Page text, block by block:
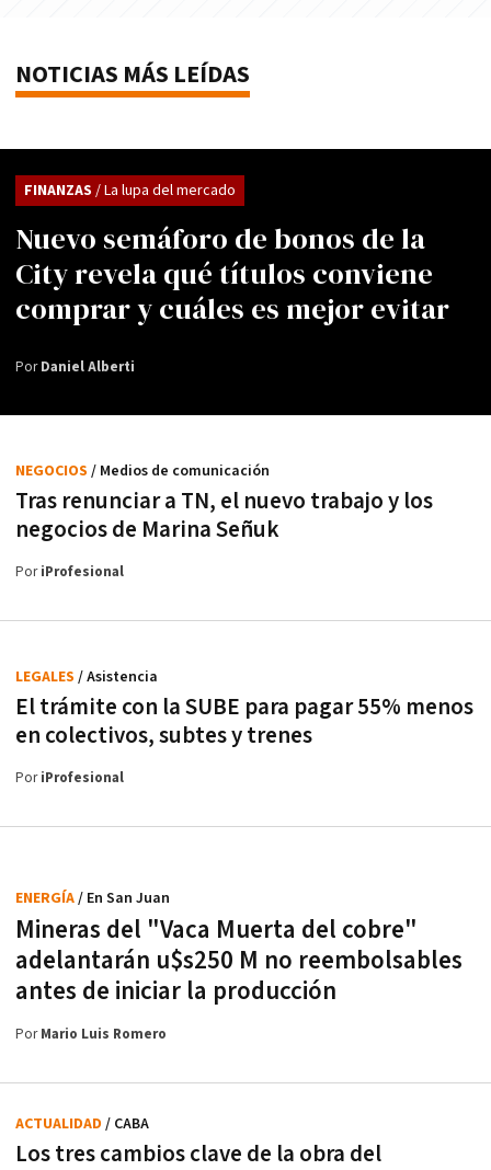
NOTICIAS MÁS LEÍDAS
Nuevo semáforo de bonos de la
City revela qué títulos conviene
comprar y cuáles es mejor evitar
FINANZAS / La lupa del mercado
PorDaniel Alberti
Tras renunciar a TN, el nuevo trabajo y los
negocios de Marina Señuk
NEGOCIOS / Medios de comunicación
PoriProfesional
El trámite con la SUBE para pagar 55% menos
en colectivos, subtes y trenes
LEGALES / Asistencia
PoriProfesional
Mineras del "Vaca Muerta del cobre"
adelantarán u$s250 M no reembolsables
antes de iniciar la producción
ENERGÍA/ En San Juan
PorMario Luis Romero
Los tres cambios clave de la obra del
ACTUALIDAD / CABA